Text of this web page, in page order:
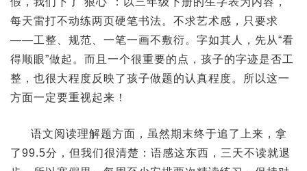
每天雷打不动练两页硬笔书法。不求艺术感，只要求
——工整、规范、一笔一画不敷衍。字如其人，先从“看
得顺眼”做起。而且一个很重要的点，孩子的字迹是否工
整，也很大程度反映了孩子做题的认真程度。所以这一
方面一定要重视起来！
语文阅读理解题方面，虽然期末终于追了上来，拿
了99.5分，但我们很清楚：语感这东西，三天不读就退